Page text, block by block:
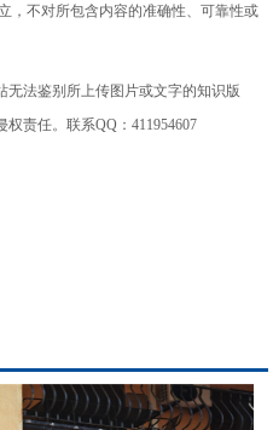
，不对所包含内容的准确性、可靠性或
法鉴别所上传图片或文字的知识版
责任。联系QQ：411954607